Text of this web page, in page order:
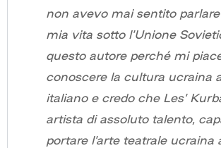
non avevo mai sentito
mia vita sotto l’Unione
questo autore perché mi
conoscere la cultura ucraina
italiano e credo che Les’
artista di assoluto talento,
portare l’arte teatrale ucraina